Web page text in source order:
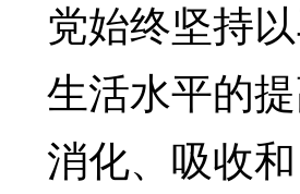
党始终坚持
生活水平的
消化、吸收